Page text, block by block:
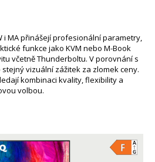
i MA přinášejí profesionální parametry,
funkce jako KVM nebo M-Book
včetně Thunderboltu. V porovnání s
stejný vizuální zážitek za zlomek ceny.
kombinaci kvality, flexibility a
volbou.